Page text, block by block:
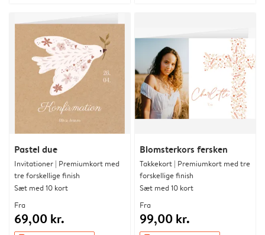
Pastel due
Invitationer | Premiumkort med
tre forskellige finish
Sæt med 10 kort
Fra
69,00 kr.
Blomsterkors fersken
Takkekort | Premiumkort med tre
forskellige finish
Sæt med 10 kort
Fra
99,00 kr.